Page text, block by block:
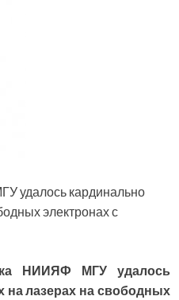
удалось кардинально
электронах с
НИИЯФ МГУ удалось
на лазерах на свободных